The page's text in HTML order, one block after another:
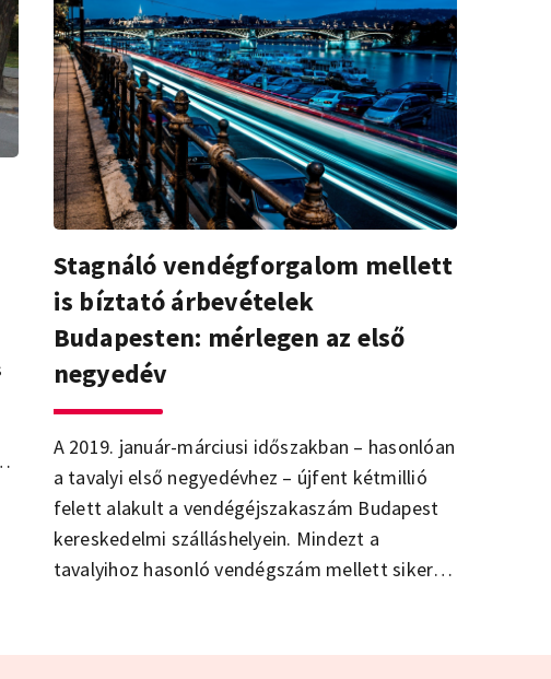
Stagnáló vendégforgalom mellett
is bíztató árbevételek
Budapesten: mérlegen az első
negyedév
A 2019. január-márciusi időszakban – hasonlóan
a tavalyi első negyedévhez – újfent kétmillió
felett alakult a vendégéjszakaszám Budapest
kereskedelmi szálláshelyein. Mindezt a
tavalyihoz hasonló vendégszám mellett sikerült
Budapesti Fesztivál- és Turisztikai Központ